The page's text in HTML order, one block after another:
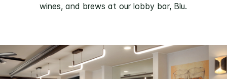
wines, and brews at our lobby bar, Blu.